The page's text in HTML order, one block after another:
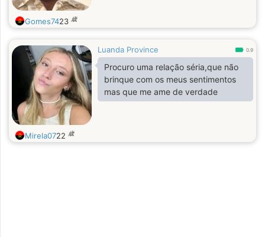
Gomes7423 歳
Luanda Province 0.9
Procuro uma relação séria,que não
brinque com os meus sentimentos
mas que me ame de verdade
Mirela0722 歳